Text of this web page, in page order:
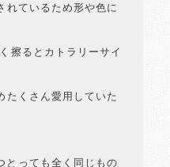
れているため形や色に
擦るとカトラリーサイ
たくさん愛用していた
とっても全く同じもの